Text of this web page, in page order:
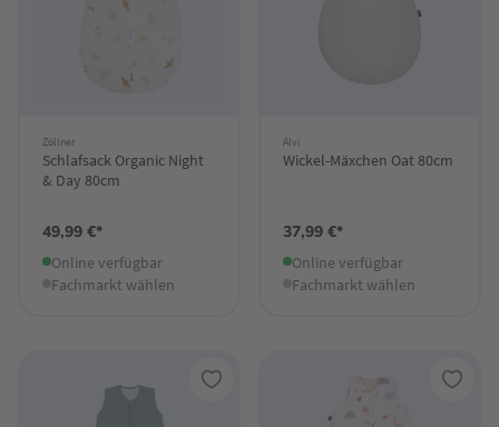
Zöllner
Schlafsack Organic Night
& Day 80cm
49,99 €*
Online verfügbar
Fachmarkt wählen
Alvi
Wickel-Mäxchen Oat 80cm
37,99 €*
Online verfügbar
Fachmarkt wählen